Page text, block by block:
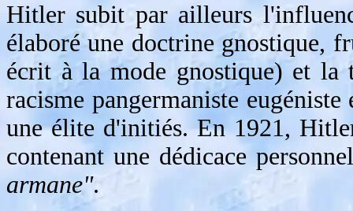
Hitler subit par ailleurs
élaboré une doctrine gnostique,
écrit à la mode gnostique) et la
racisme pangermaniste
une élite d'initiés. En 1921,
contenant une dédicace
armane".